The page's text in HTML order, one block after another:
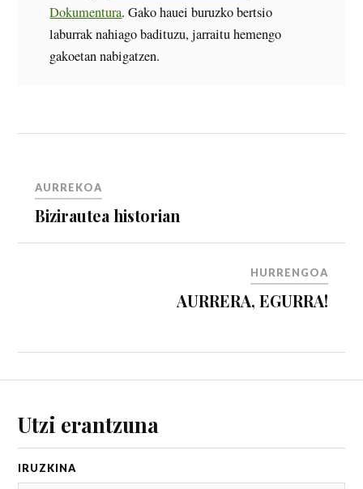
Dokumentura. Gako hauei buruzko bertsio
laburrak nahiago badituzu, jarraitu hemengo
gakoetan nabigatzen.
AURREKOA
Bizirautea historian
HURRENGOA
AURRERA, EGURRA!
Utzi erantzuna
IRUZKIN